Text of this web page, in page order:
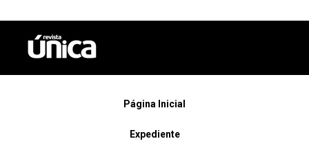
Página Inicial
Expediente